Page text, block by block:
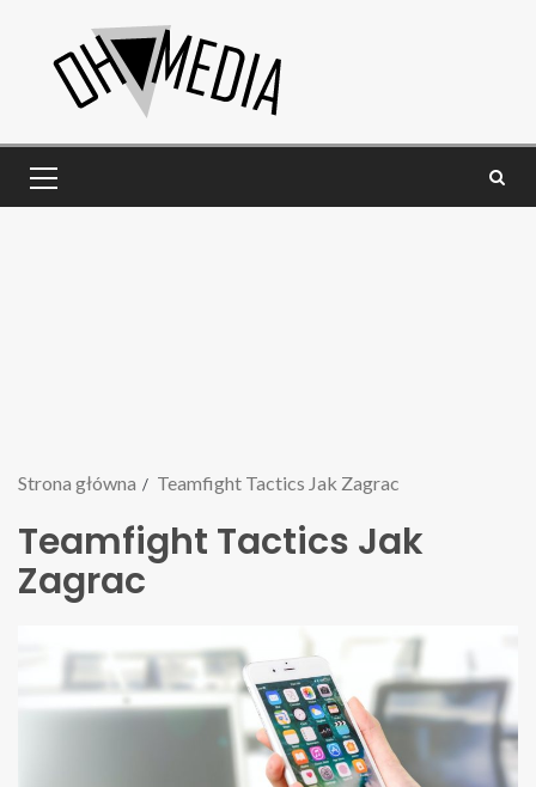
Strona główna Teamfight Tactics Jak Zagrac
Teamfight Tactics Jak
Zagrac